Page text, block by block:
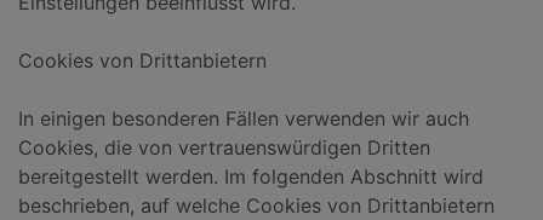
Cookies von Drittanbietern
In einigen besonderen Fällen verwenden wir auch
Cookies, die von vertrauenswürdigen Dritten
bereitgestellt werden. Im folgenden Abschnitt wird
beschrieben, auf welche Cookies von Drittanbietern